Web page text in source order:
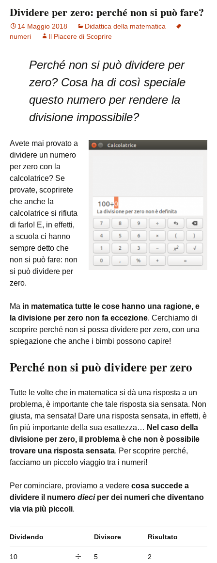
Dividere per zero: perché non si può fare?
14 Maggio 2018
Didattica della matematica
numeri
Il Piacere di Scoprire
Perché non si può dividere per
zero? Cosa ha di così speciale
questo numero per rendere la
divisione impossibile?
Avete mai provato a
dividere un numero
per zero con la
calcolatrice? Se
provate, scoprirete
che anche la
calcolatrice si rifiuta
di farlo! E, in effetti,
a scuola ci hanno
sempre detto che
non si può fare: non
si può dividere per
zero.
Ma in matematica tutte le cose hanno una ragione, e
la divisione per zero non fa eccezione. Cerchiamo di
scoprire perché non si possa dividere per zero, con una
spiegazione che anche i bimbi possono capire!
Perché non si può dividere per zero
Tutte le volte che in matematica si dà una risposta a un
problema, è importante che tale risposta sia sensata. Non
giusta, ma sensata! Dare una risposta sensata, in effetti, è
fin più importante della sua esattezza… Nel caso della
divisione per zero, il problema è che non è possibile
trovare una risposta sensata. Per scoprire perché,
facciamo un piccolo viaggio tra i numeri!
Per cominciare, proviamo a vedere cosa succede a
dividere il numero dieciper dei numeri che diventano
via via più piccoli.
Dividendo Divisore Risultato
10 5 2